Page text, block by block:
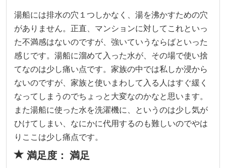
湯船には排水の穴１つしかなく、湯を沸かすための穴
がありません。正直、マンションに対してこれといっ
た不満感はないのですが、強いていうならばといった
感じです。湯船に溜めて入った水が、その場で使い捨
てなのは少し痛い点です。家族の中では私しか浸から
ないのですが、家族と使いまわして入る人はすぐ緩く
なってしまうのでちょっと大変なのかなと思います。
また湯船に使った水を洗濯機に、というのは少し気が
ひけてしまい、なにかに代用するのも難しいのでやは
りここは少し痛点です。
満足度： 満足